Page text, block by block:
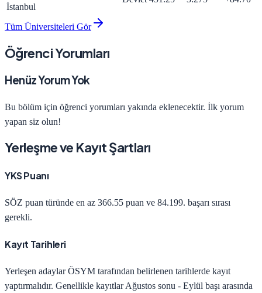
İstanbul
Tüm Üniversiteleri Gör
Öğrenci Yorumları
Henüz Yorum Yok
Bu bölüm için öğrenci yorumları yakında eklenecektir. İlk yorum
yapan siz olun!
Yerleşme ve Kayıt Şartları
YKS Puanı
SÖZ puan türünde en az 366.55 puan ve 84.199. başarı sırası
gerekli.
Kayıt Tarihleri
Yerleşen adaylar ÖSYM tarafından belirlenen tarihlerde kayıt
yaptırmalıdır. Genellikle kayıtlar Ağustos sonu - Eylül başı arasında